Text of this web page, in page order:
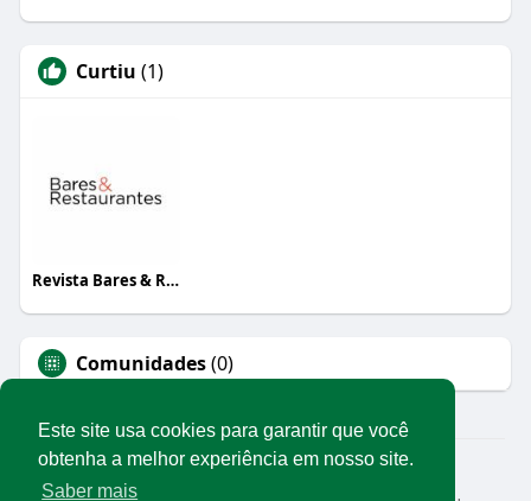
Este site usa cookies para garantir que você
obtenha a melhor experiência em nosso site.
Saber mais
Curtiu (1)
Revista Bares & Restaurantes
Comunidades(0)
© 2026 Rede Abrasel